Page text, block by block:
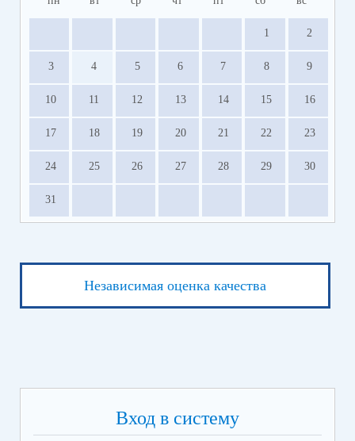
1 2
3 4 5 6 7 8 9
10 11 12 13 14 15 16
17 18 19 20 21 22 23
24 25 26 27 28 29 30
31
Независимая оценка качества
Вход в систему